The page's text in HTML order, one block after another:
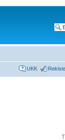
UKK